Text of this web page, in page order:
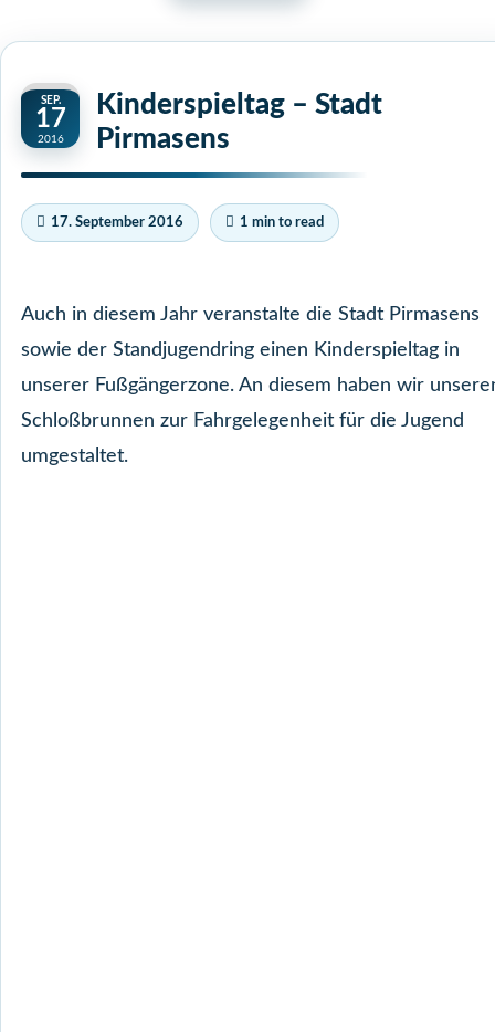
SEP.
17
2016
Kinderspieltag – Stadt
Pirmasens
17. September 2016 1 min to read
Auch in diesem Jahr veranstalte die Stadt Pirmasens
sowie der Standjugendring einen Kinderspieltag in
unserer Fußgängerzone. An diesem haben wir
Schloßbrunnen zur Fahrgelegenheit für die Jugend
umgestaltet.